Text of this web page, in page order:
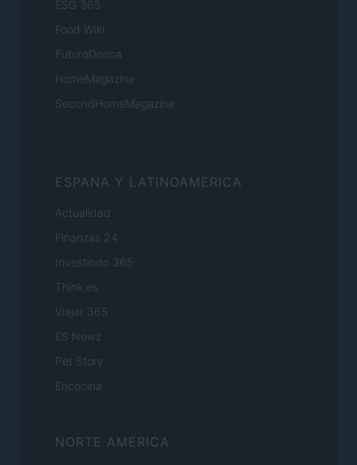
ESG 365
Food Wiki
FuturoDonna
HomeMagazine
SecondHomeMagazine
ESPANA Y LATINOAMERICA
Actualidad
Finanzas 24
Investindo 365
Think.es
Viajar 365
ES Newz
Pet Story
Encocina
NORTE AMERICA